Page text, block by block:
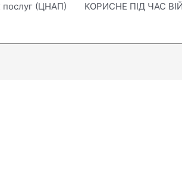
послуг (ЦНАП) КОРИСНЕ ПІД ЧАС